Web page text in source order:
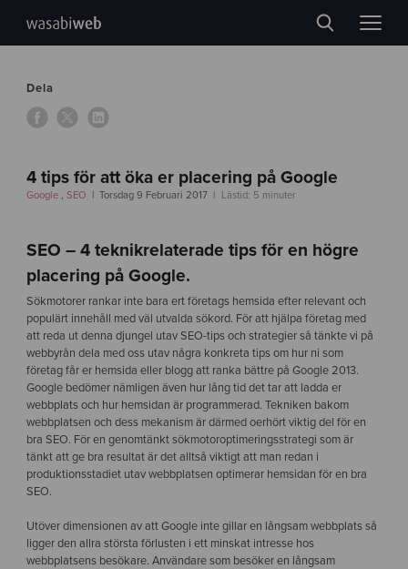
Dela
4 tips för att öka er placering på Google
Google SEO Torsdag 9 Februari 2017 Lästid: 5 minuter
SEO – 4 teknikrelaterade tips för en högre
placering på Google.
Sökmotorer rankar inte bara ert företags hemsida efter relevant och
populärt innehåll med väl utvalda sökord. För att hjälpa företag med
att reda ut denna djungel utav SEO-tips och strategier så tänkte vi på
webbyrån dela med oss utav några konkreta tips om hur ni som
företag får er hemsida eller blogg att ranka bättre på Google 2013.
Google bedömer nämligen även hur lång tid det tar att ladda er
webbplats och hur hemsidan är programmerad. Tekniken bakom
webbplatsen och dess mekanism är därmed oerhört viktig del för en
bra SEO. För en genomtänkt sökmotoroptimeringsstrategi som är
tänkt att ge bra resultat är det alltså viktigt att man redan i
produktionsstadiet utav webbplatsen optimerar hemsidan för en bra
SEO.
Utöver dimensionen av att Google inte gillar en långsam webbplats så
ligger den allra största förlusten i ett minskat intresse hos
webbplatsens besökare. Användare som besöker en långsam